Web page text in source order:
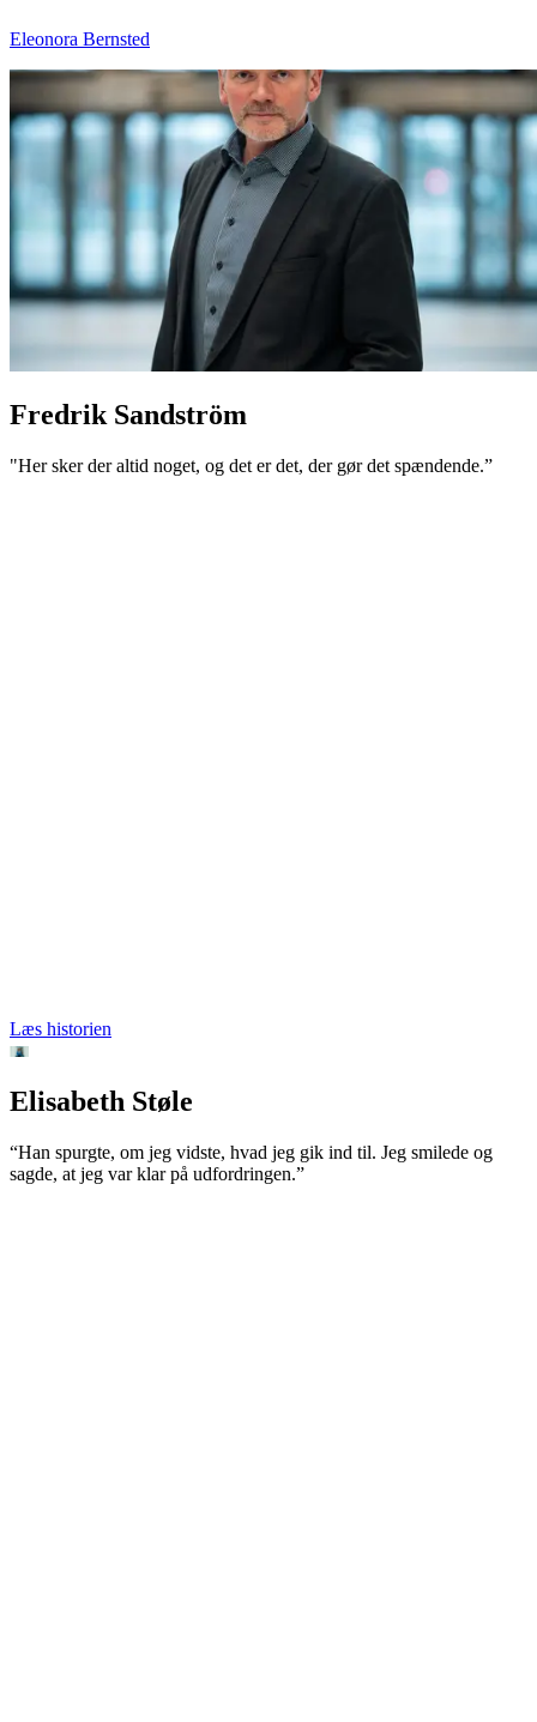
Eleonora Bernsted
Fredrik Sandström
"Her sker der altid noget, og det er det, der gør det spændende.”
Læs historien
Elisabeth Støle
“Han spurgte, om jeg vidste, hvad jeg gik ind til. Jeg smilede og
sagde, at jeg var klar på udfordringen.”